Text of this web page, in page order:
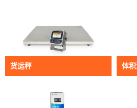
货运秤 体